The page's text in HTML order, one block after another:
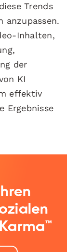
Trends
anzupassen.
Inhalten,
der
KI
effektiv
Ergebnisse